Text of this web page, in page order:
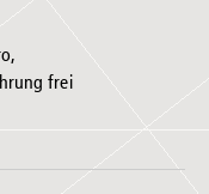
frei